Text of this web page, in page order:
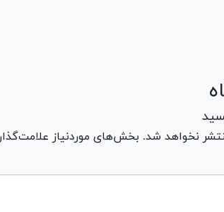
نخواهد شد. بخش‌های موردنیاز